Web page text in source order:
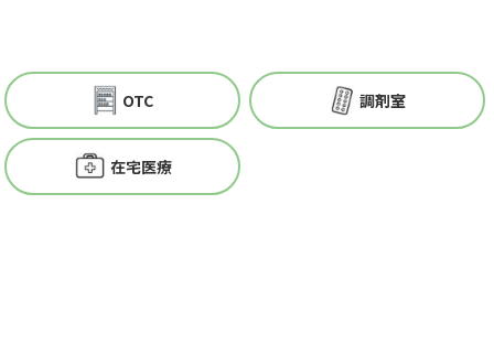
OTC 調剤室
在宅医療